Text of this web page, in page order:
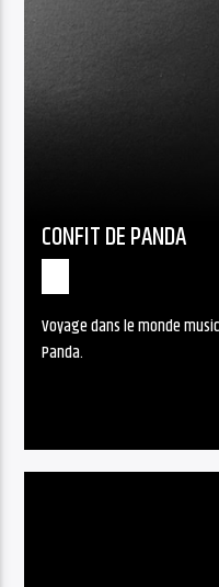
CONFIT DE PANDA
Voyage dans le monde
Panda.